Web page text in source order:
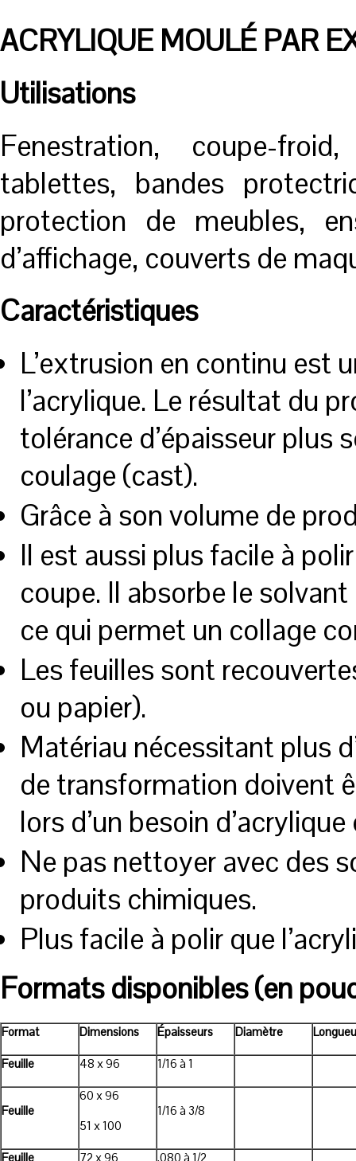
ACRYLIQUE MOULÉ PAR
Utilisations
Fenestration, coupe-
tablettes, bandes
protection de meubles,
d’affichage, couverts de
Caractéristiques
L’extrusion en continu est
l’acrylique. Le résultat du
tolérance d’épaisseur plus
coulage (cast).
Grâce à son volume de
Il est aussi plus facile à
coupe. Il absorbe le
ce qui permet un collage
Les feuilles sont
ou papier).
Matériau nécessitant plus
de transformation doivent
lors d’un besoin
Ne pas nettoyer avec des
produits chimiques.
Plus facile à polir que
Formats disponibles (en
Format Dimensions Épaisseurs Diamètre
Feuille 48 x 96 1/16 à 1
Feuille
60 x 96
51 x 100
1/16 à 3/8
Feuille 72 x 96 .080 à 1/2